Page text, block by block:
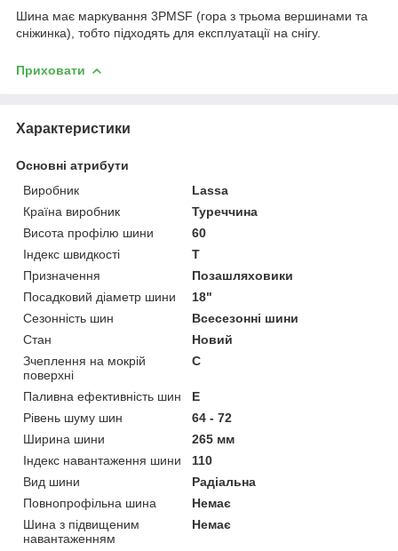
Шина має маркування 3PMSF (гора з трьома вершинами та
сніжинка), тобто підходять для експлуатації на снігу.
Приховати
Характеристики
Основні атрибути
Виробник
Lassa
Країна виробник
Туреччина
Висота профілю шини
60
Індекс швидкості
T
Призначення
Позашляховики
Посадковий діаметр шини
18"
Сезонність шин
Всесезонні шини
Стан
Новий
Зчеплення на мокрій
поверхні
C
Паливна ефективність шин
E
Рівень шуму шин
64 - 72
Ширина шини
265 мм
Індекс навантаження шини
110
Вид шини
Радіальна
Повнопрофільна шина
Немає
Шина з підвищеним
навантаженням
Немає